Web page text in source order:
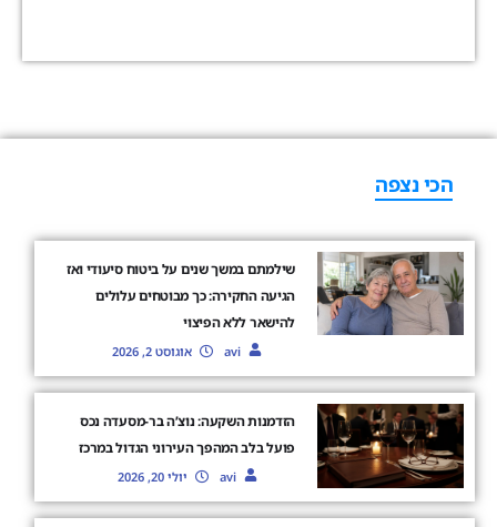
הכי נצפה
שילמתם במשך שנים על ביטוח סיעודי ואז
הגיעה החקירה: כך מבוטחים עלולים
להישאר ללא הפיצוי
avi אוגוסט 2, 2026
הזדמנות השקעה: נוצ’ה בר-מסעדה נכס
פועל בלב המהפך העירוני הגדול במרכז
avi יולי 20, 2026